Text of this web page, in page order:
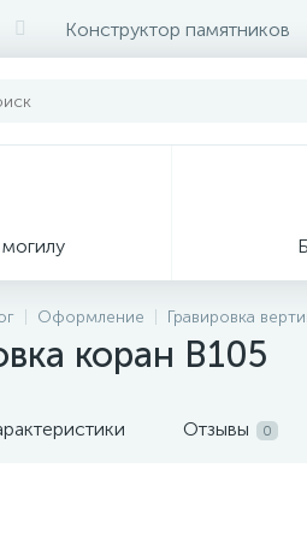
Конструктор памятников
Оформление Гравировка
коран В105
Отзывы 0